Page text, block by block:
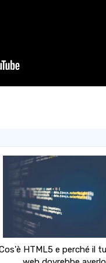
HTML5 e perché il